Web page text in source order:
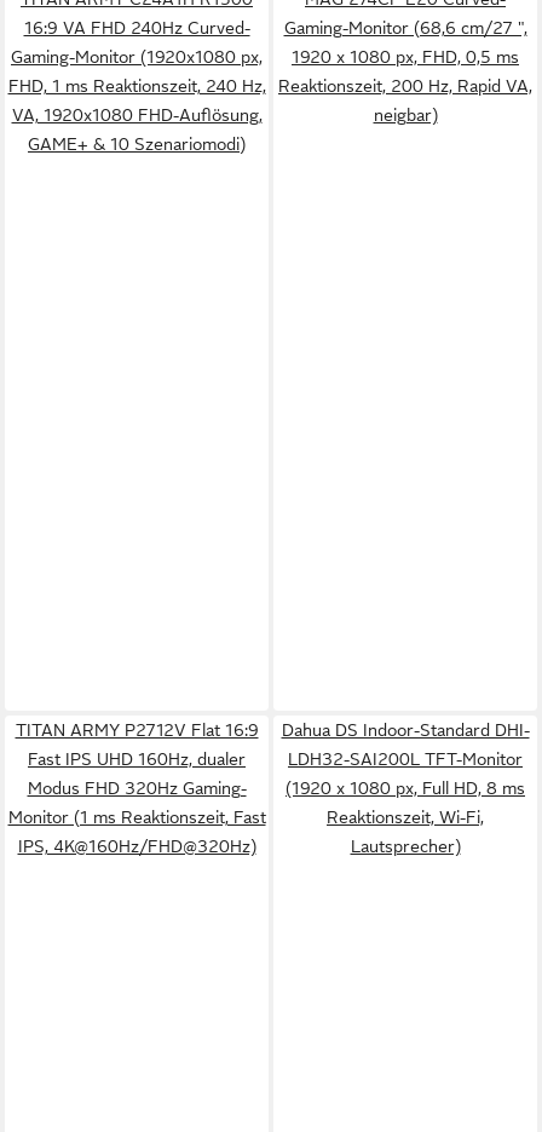
16:9 VA FHD 240Hz Curved-
Gaming-Monitor (1920x1080 px,
FHD, 1 ms Reaktionszeit, 240 Hz,
VA, 1920x1080 FHD-Auflösung,
GAME+ & 10 Szenariomodi)
Gaming-Monitor (68,6 cm/27 ",
1920 x 1080 px, FHD, 0,5 ms
Reaktionszeit, 200 Hz, Rapid VA,
neigbar)
TITAN ARMY P2712V Flat 16:9
Fast IPS UHD 160Hz, dualer
Modus FHD 320Hz Gaming-
Monitor (1 ms Reaktionszeit, Fast
IPS, 4K@160Hz/FHD@320Hz)
Dahua DS Indoor-Standard DHI-
LDH32-SAI200L TFT-Monitor
(1920 x 1080 px, Full HD, 8 ms
Reaktionszeit, Wi-Fi,
Lautsprecher)